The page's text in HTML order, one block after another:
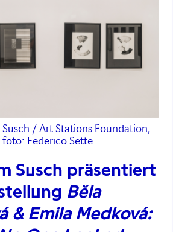
/ Art Stations Foundation;
foto: Federico Sette.
Susch präsentiert
Běla
& Emila Medková: